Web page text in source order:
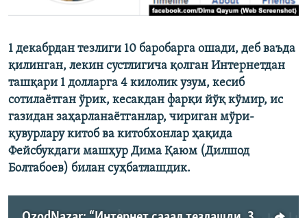
1 декабрдан тезлиги 10 баробарга ошади, деб ваъда
қилинган, лекин сустлигича қолган Интернетдан
ташқари 1 долларга 4 килолик узум, кесиб
сотилаётган ўрик, кесакдан фарқи йўқ кўмир, ис
газидан заҳарланаётганлар, чириган мўри-
қувурлару китоб ва китобхонлар ҳақида
Фейсбукдаги машҳур Дима Қаюм (Дилшод
Болтабоев) билан суҳбатлашдик.